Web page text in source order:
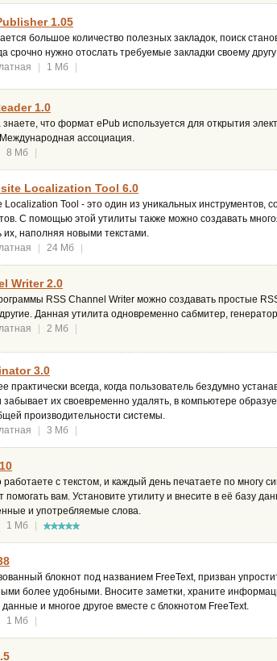
1.05
большое количество полезных закладок, поиск
срочно нужно отослать требуемые закладки своему
1 Мб
1.0
что формат ePub используется для открытия
ассоциация.
8 Мб
Localization Tool 6.0
Localization Tool - это один из уникальных инструментов,
С помощью этой утилиты также можно создавать
их, наполняя новыми текстами.
24 Мб
Writer 2.0
RSS Channel Writer можно создавать простые
Данная утилита одновременно сабмитер,
2 Мб
3.0
практически всегда, когда пользователь бездумно
их своевременно удалять, в компьютере
производительности системы.
3 Мб
работаете с текстом, и каждый день печатаете по многу
помогать вам. Установите утилиту и внесите в её базу
и употребляемые слова.
1 Мб
блокнот под названием FreeText, призван
более удобными. Вносите заметки, храните
и многое другое вместе с блокнотом FreeText.
1 Мб